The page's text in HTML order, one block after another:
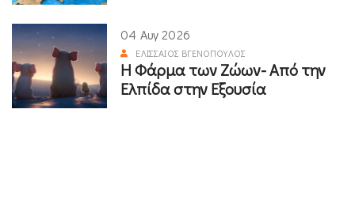
04 Αυγ 2026
ΕΛΙΣΣΑΊΟΣ ΒΓΕΝΌΠΟΥΛΟΣ
Η Φάρμα των Ζώων- Από την
Ελπίδα στην Εξουσία